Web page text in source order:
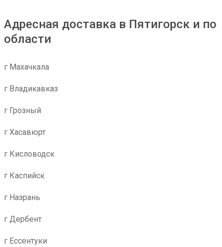
Адресная доставка в Пятигорск и по
области
г Махачкала
г Владикавказ
г Грозный
г Хасавюрт
г Кисловодск
г Каспийск
г Назрань
г Дербент
г Ессентуки